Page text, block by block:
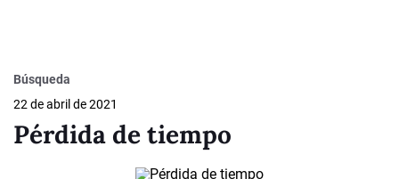
Búsqueda
22 de abril de 2021
Pérdida de tiempo